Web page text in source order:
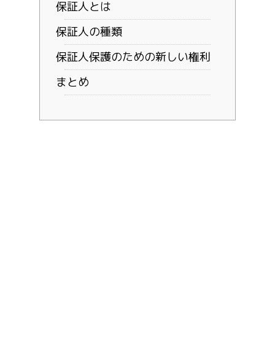
保証人とは
保証人の種類
保証人保護のための新しい権利
まとめ